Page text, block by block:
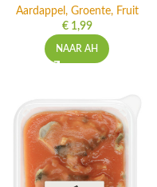
Aardappel, Groente, Fruit
€1,99
NAAR AH